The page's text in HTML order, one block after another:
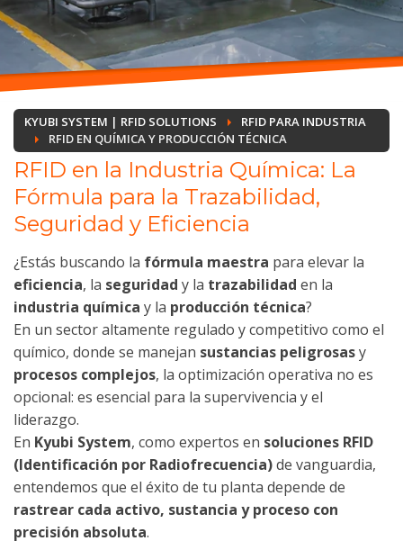
KYUBI SYSTEM | RFID SOLUTIONS
RFID PARA INDUSTRIA
RFID EN QUÍMICA Y PRODUCCIÓN TÉCNICA
RFID en la Industria Química: La
Fórmula para la Trazabilidad,
Seguridad y Eficiencia
¿Estás buscando la fórmula maestra para elevar la
eficiencia, la seguridad y la trazabilidad en la
industria química y la producción técnica?
En un sector altamente regulado y competitivo como el
químico, donde se manejan sustancias peligrosasy
procesos complejos, la optimización operativa no es
opcional: es esencial para la supervivencia y el
liderazgo.
En Kyubi System, como expertos en soluciones RFID
(Identificación por Radiofrecuencia)de vanguardia,
entendemos que el éxito de tu planta depende de
rastrear cada activo, sustancia y proceso con
precisión absoluta.